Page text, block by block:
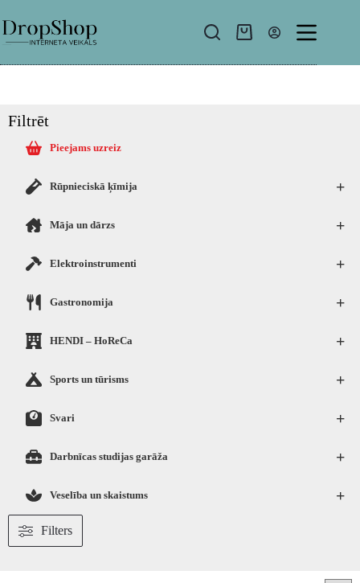
Filtrēt
Pieejams uzreiz
+
Rūpnieciskā ķīmija
+
Māja un dārzs
+
Elektroinstrumenti
+
Gastronomija
+
HENDI – HoReCa
+
Sports un tūrisms
+
Svari
+
Darbnīcas studijas garāža
+
Veselība un skaistums
Filters